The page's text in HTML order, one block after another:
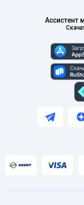
Ассистент